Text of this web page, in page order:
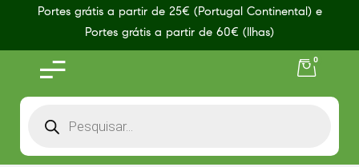
Portes grátis a partir de 25€ (Portugal Continental) e
Portes grátis a partir de 60€ (Ilhas)
0